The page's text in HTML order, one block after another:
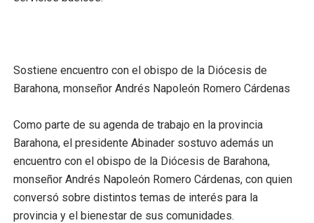
Sostiene encuentro con el obispo de la Diócesis de
Barahona, monseñor Andrés Napoleón Romero Cárdenas
Como parte de su agenda de trabajo en la provincia
Barahona, el presidente Abinader sostuvo además un
encuentro con el obispo de la Diócesis de Barahona,
monseñor Andrés Napoleón Romero Cárdenas, con quien
conversó sobre distintos temas de interés para la
provincia y el bienestar de sus comunidades.